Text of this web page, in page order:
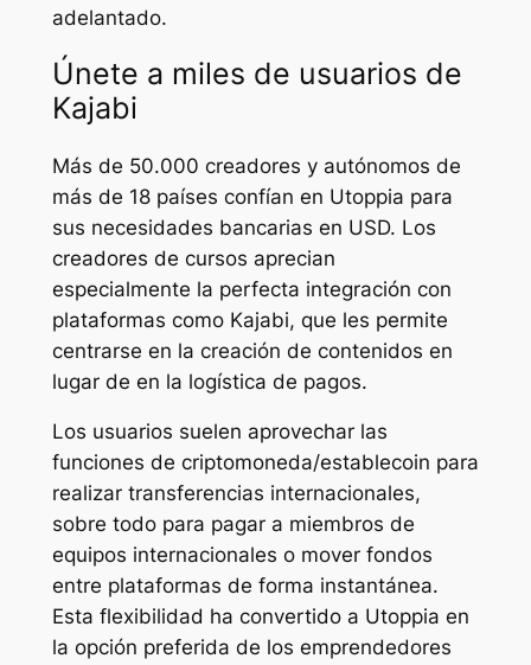
adelantado.
Únete a miles de usuarios de
Kajabi
Más de 50.000 creadores y autónomos de
más de 18 países confían en Utoppia para
sus necesidades bancarias en USD. Los
creadores de cursos aprecian
especialmente la perfecta integración con
plataformas como Kajabi, que les permite
centrarse en la creación de contenidos en
lugar de en la logística de pagos.
Los usuarios suelen aprovechar las
funciones de criptomoneda/establecoin para
realizar transferencias internacionales,
sobre todo para pagar a miembros de
equipos internacionales o mover fondos
entre plataformas de forma instantánea.
Esta flexibilidad ha convertido a Utoppia en
la opción preferida de los emprendedores